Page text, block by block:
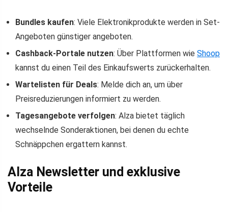
Bundles kaufen: Viele Elektronikprodukte werden in Set-
Angeboten günstiger angeboten.
Cashback-Portale nutzen: Über Plattformen wie Shoop
kannst du einen Teil des Einkaufswerts zurückerhalten.
Wartelisten für Deals: Melde dich an, um über
Preisreduzierungen informiert zu werden.
Tagesangebote verfolgen: Alza bietet täglich
wechselnde Sonderaktionen, bei denen du echte
Schnäppchen ergattern kannst.
Alza Newsletter und exklusive
Vorteile